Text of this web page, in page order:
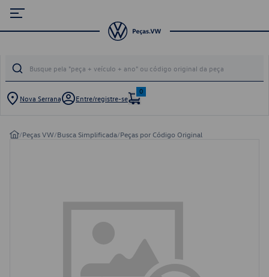
Nova Serrana Entre/registre-se
0
/Peças VW/Busca Simplificada/Peças por Código Original